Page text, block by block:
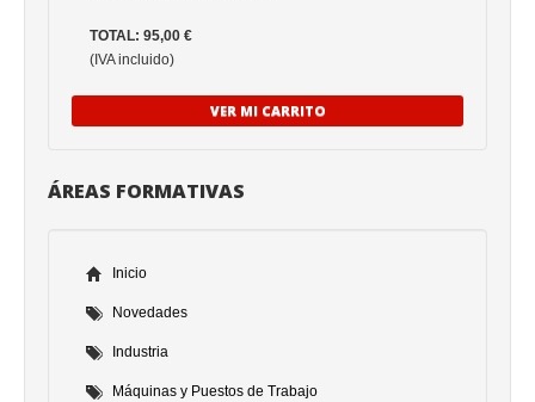
TOTAL: 95,00 €
(IVA incluido)
VER MI CARRITO
ÁREAS FORMATIVAS
Inicio
Novedades
Industria
Máquinas y Puestos de Trabajo